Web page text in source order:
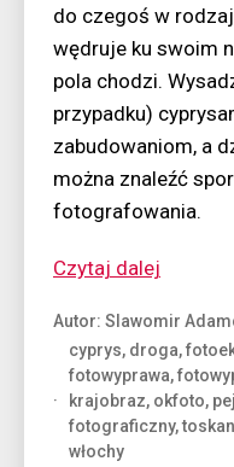
do czegoś w
wędruje ku swoim
pola chodzi.
przypadku)
zabudowaniom, a
można znaleźć
fotografowania.
Czytaj dalej
u
Autor: Slawomir
cyprys, droga,
fotowyprawa,
krajobraz, okfoto,
fotograficzny,
włochy